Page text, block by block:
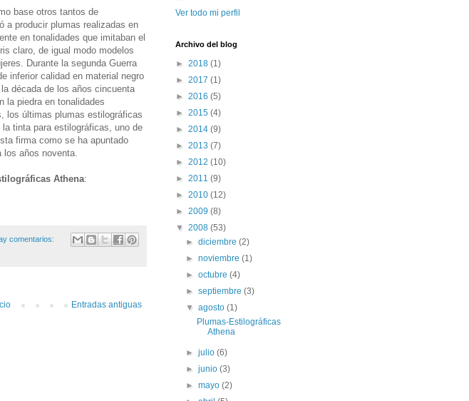
base otros tantos de
a producir plumas realizadas en
en tonalidades que imitaban el
claro, de igual modo modelos
Durante la segunda Guerra
inferior calidad en material negro
década de los años cincuenta
la piedra en tonalidades
los últimas plumas estilográficas
tinta para estilográficas, uno de
firma como se ha apuntado
años noventa.
Athena:
comentarios:
Entradas antiguas
Ver todo mi perfil
Archivo del blog
► 2018 (1)
► 2017 (1)
► 2016 (5)
► 2015 (4)
► 2014 (9)
► 2013 (7)
► 2012 (10)
► 2011 (9)
► 2010 (12)
► 2009 (8)
▼ 2008 (53)
►diciembre(2)
►noviembre(1)
►octubre(4)
►septiembre(3)
▼agosto(1)
Plumas-Estilográficas
Athena
►julio(6)
►junio(3)
►mayo(2)